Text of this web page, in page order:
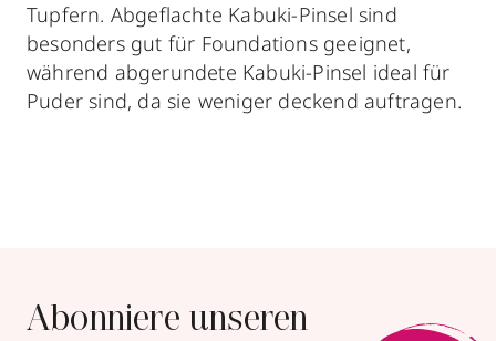
Tupfern. Abgeflachte Kabuki-Pinsel sind
besonders gut für Foundations geeignet,
während abgerundete Kabuki-Pinsel ideal für
Puder sind, da sie weniger deckend auftragen.
Abonniere unseren